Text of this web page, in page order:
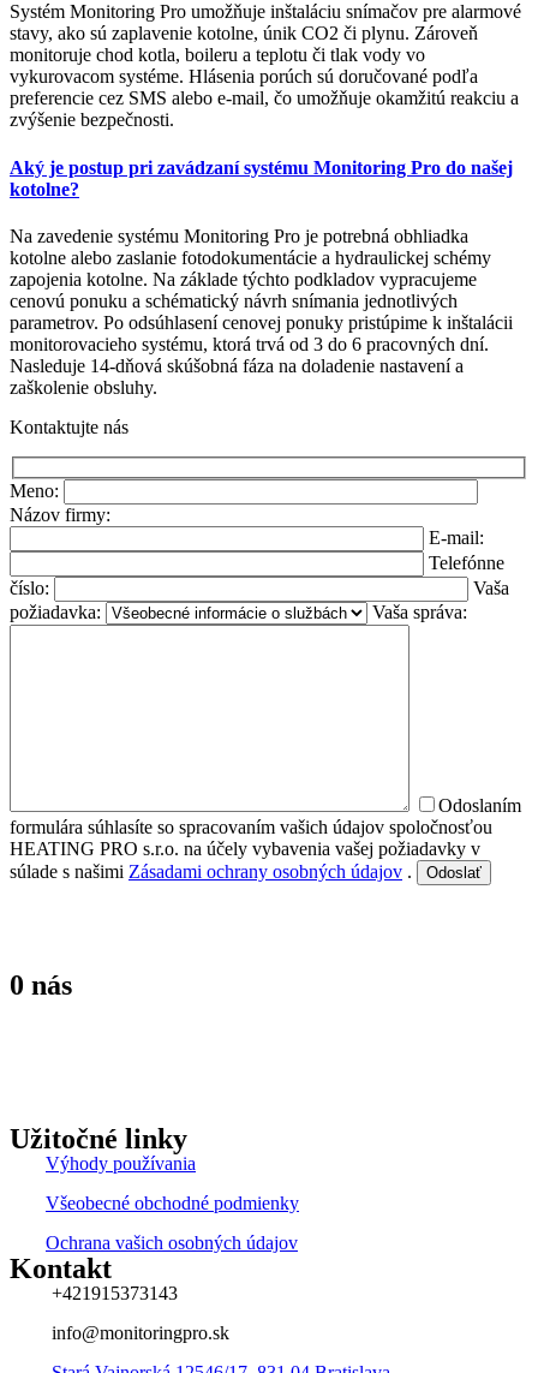
Systém Monitoring Pro umožňuje inštaláciu snímačov pre alarmové
stavy, ako sú zaplavenie kotolne, únik CO2 či plynu. Zároveň
monitoruje chod kotla, boileru a teplotu či tlak vody vo
vykurovacom systéme. Hlásenia porúch sú doručované podľa
preferencie cez SMS alebo e-mail, čo umožňuje okamžitú reakciu a
zvýšenie bezpečnosti.
Aký je postup pri zavádzaní systému Monitoring Pro do našej
kotolne?
Na zavedenie systému Monitoring Pro je potrebná obhliadka
kotolne alebo zaslanie fotodokumentácie a hydraulickej schémy
zapojenia kotolne. Na základe týchto podkladov vypracujeme
cenovú ponuku a schématický návrh snímania jednotlivých
parametrov. Po odsúhlasení cenovej ponuky pristúpime k inštalácii
monitorovacieho systému, ktorá trvá od 3 do 6 pracovných dní.
Nasleduje 14-dňová skúšobná fáza na doladenie nastavení a
zaškolenie obsluhy.
Kontaktujte nás
Meno:
Názov firmy:
E-mail:
Telefónne
číslo:
Vaša
požiadavka:
Vaša správa:
Odoslaním
formulára súhlasíte so spracovaním vašich údajov spoločnosťou
HEATING PRO s.r.o. na účely vybavenia vašej požiadavky v
súlade s našimi Zásadami ochrany osobných údajov .
0 nás
Užitočné linky
Výhody používania
Všeobecné obchodné podmienky
Ochrana vašich osobných údajov
Kontakt
+421915373143
info@monitoringpro.sk